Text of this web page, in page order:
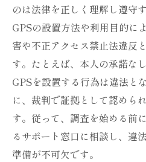
のは法律を正しく理解し遵守
GPSの設置方法や利用目的に
害や不正アクセス禁止法違反
す。たとえば、本人の承諾な
GPSを設置する行為は違法と
に、裁判で証拠として認めら
す。従って、調査を始める前
るサポート窓口に相談し、違
準備が不可欠です。